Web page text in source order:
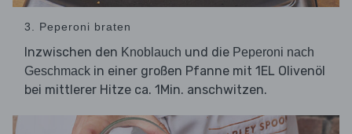
3. Peperoni braten
Inzwischen den Knoblauch und die Peperoni nach
Geschmack in einer großen Pfanne mit 1EL Olivenöl
bei mittlerer Hitze ca. 1Min. anschwitzen.